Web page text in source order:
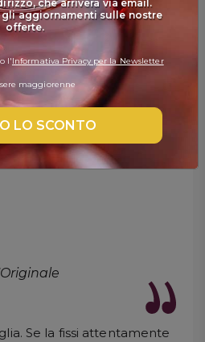
Strong
Se la fissi attentamente
che arriverà via email.
aggiornamenti sulle nostre
offerte.
l'Informativa Privacy per la Newsletter
maggiorenne
LO SCONTO